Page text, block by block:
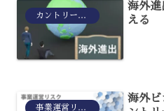
カントリーリスク
海外進
える
事業運営リスク
海外ビ